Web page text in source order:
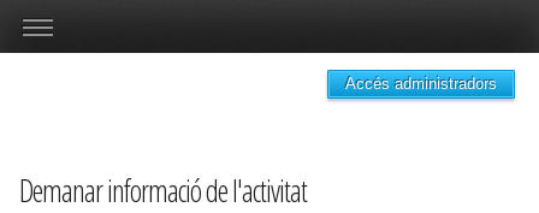
Accés administradors
Demanar informació de l'activitat